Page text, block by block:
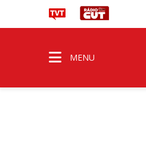
MENU